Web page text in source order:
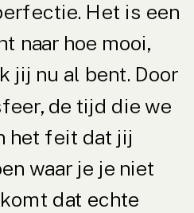
Het is een
naar hoe mooi,
jij nu al bent. Door
de tijd die we
het feit dat jij
waar je je niet
dat echte